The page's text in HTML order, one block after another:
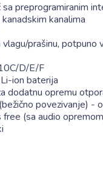
preprogramiranim
kanalima
vlagu/prašinu,
D/E/F
ion baterija
dodatnu opremu
povezivanje) -
free (sa audio